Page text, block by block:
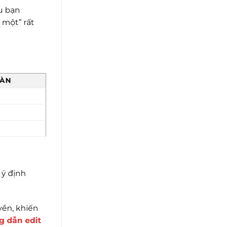
bạn
rất
định
khiến
dẫn edit